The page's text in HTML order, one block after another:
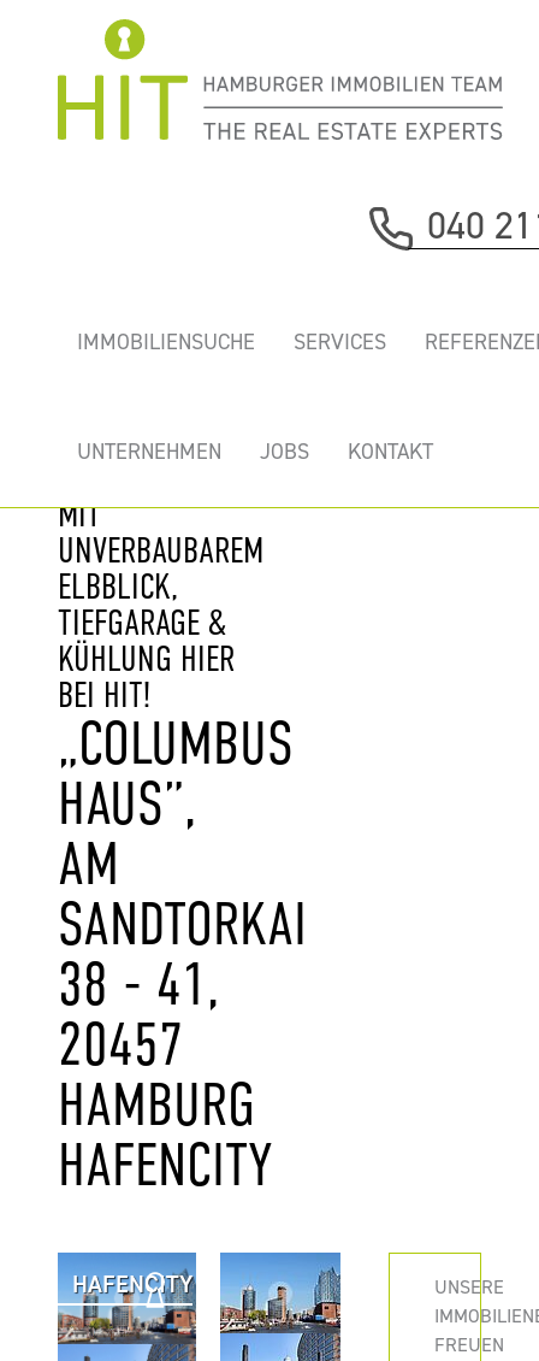
040
IMMOBILIENSUCHE SERVICES
UNTERNEHMEN JOBS KONTAKT
„COLUMBUS
BÜRO IN ERSTER
MIT
UNVERBAUBAREM
ELBBLICK,
TIEFGARAGE &
KÜHLUNG HIER
BEI HIT!
„COLUMBUS
HAUS”,
AM
SANDTORKAI
38 - 41,
20457
HAMBURG
HAFENCITY
HAFENCITY
UNSERE
FREUEN